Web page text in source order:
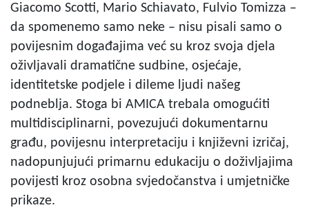
Giacomo Scotti, Mario Schiavato, Fulvio Tomizza –
da spomenemo samo neke – nisu pisali samo o
povijesnim događajima već su kroz svoja djela
oživljavali dramatične sudbine, osjećaje,
identitetske podjele i dileme ljudi našeg
podneblja. Stoga bi AMICA trebala omogućiti
multidisciplinarni, povezujući dokumentarnu
građu, povijesnu interpretaciju i književni izričaj,
nadopunjujući primarnu edukaciju o doživljajima
povijesti kroz osobna svjedočanstva i umjetničke
prikaze.